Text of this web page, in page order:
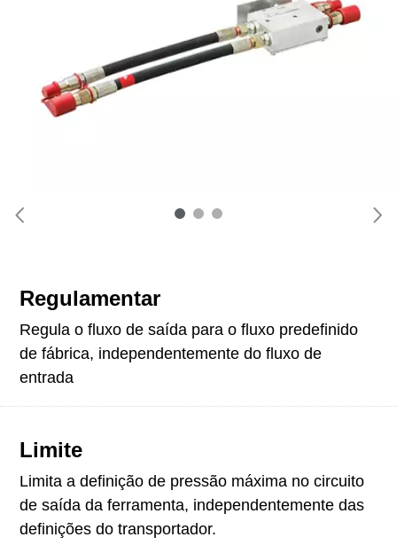
Regulamentar
Regula o fluxo de saída para o fluxo predefinido
de fábrica, independentemente do fluxo de
entrada
Limite
Limita a definição de pressão máxima no circuito
de saída da ferramenta, independentemente das
definições do transportador.